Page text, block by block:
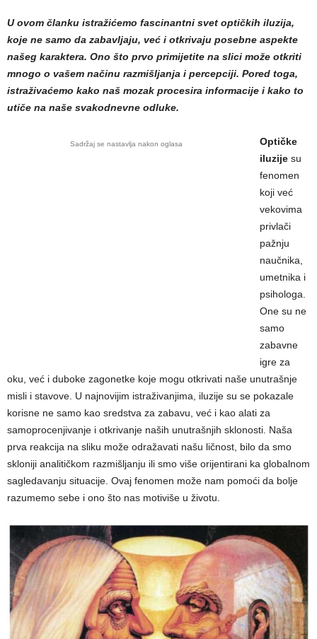
U ovom članku istražićemo fascinantni svet optičkih iluzija,
koje ne samo da zabavljaju, već i otkrivaju posebne aspekte
našeg karaktera. Ono što prvo primijetite na slici može otkriti
mnogo o vašem načinu razmišljanja i percepciji. Pored toga,
istraživaćemo kako naš mozak procesira informacije i kako to
utiče na naše svakodnevne odluke.
Sadržaj se nastavlja nakon oglasa
Optičke
iluzije su
fenomen
koji već
vekovima
privlači
pažnju
naučnika,
umetnika i
psihologa.
One su ne
samo
zabavne
igre za
oku, već i duboke zagonetke koje mogu otkrivati naše unutrašnje
misli i stavove. U najnovijim istraživanjima, iluzije su se pokazale
korisne ne samo kao sredstva za zabavu, već i kao alati za
samoprocenjivanje i otkrivanje naših unutrašnjih sklonosti. Naša
prva reakcija na sliku može odražavati našu ličnost, bilo da smo
skloniji analitičkom razmišljanju ili smo više orijentirani ka globalnom
sagledavanju situacije. Ovaj fenomen može nam pomoći da bolje
razumemo sebe i ono što nas motiviše u životu.